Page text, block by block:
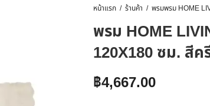
หน้าแรก ร้านค้า พรม
พรม HOME
120X180 ซม. สีค
฿4,667.00